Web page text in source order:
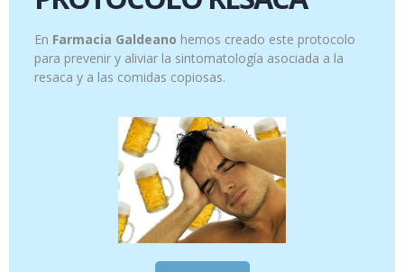
CREMA CORPORAL DE ACEITE
ACEITE OZONIZADO 15ml
14.95€
En Farmacia Galdeano hemos creado este protocolo
para prevenir y aliviar la sintomatología asociada a la
resaca y a las comidas copiosas.